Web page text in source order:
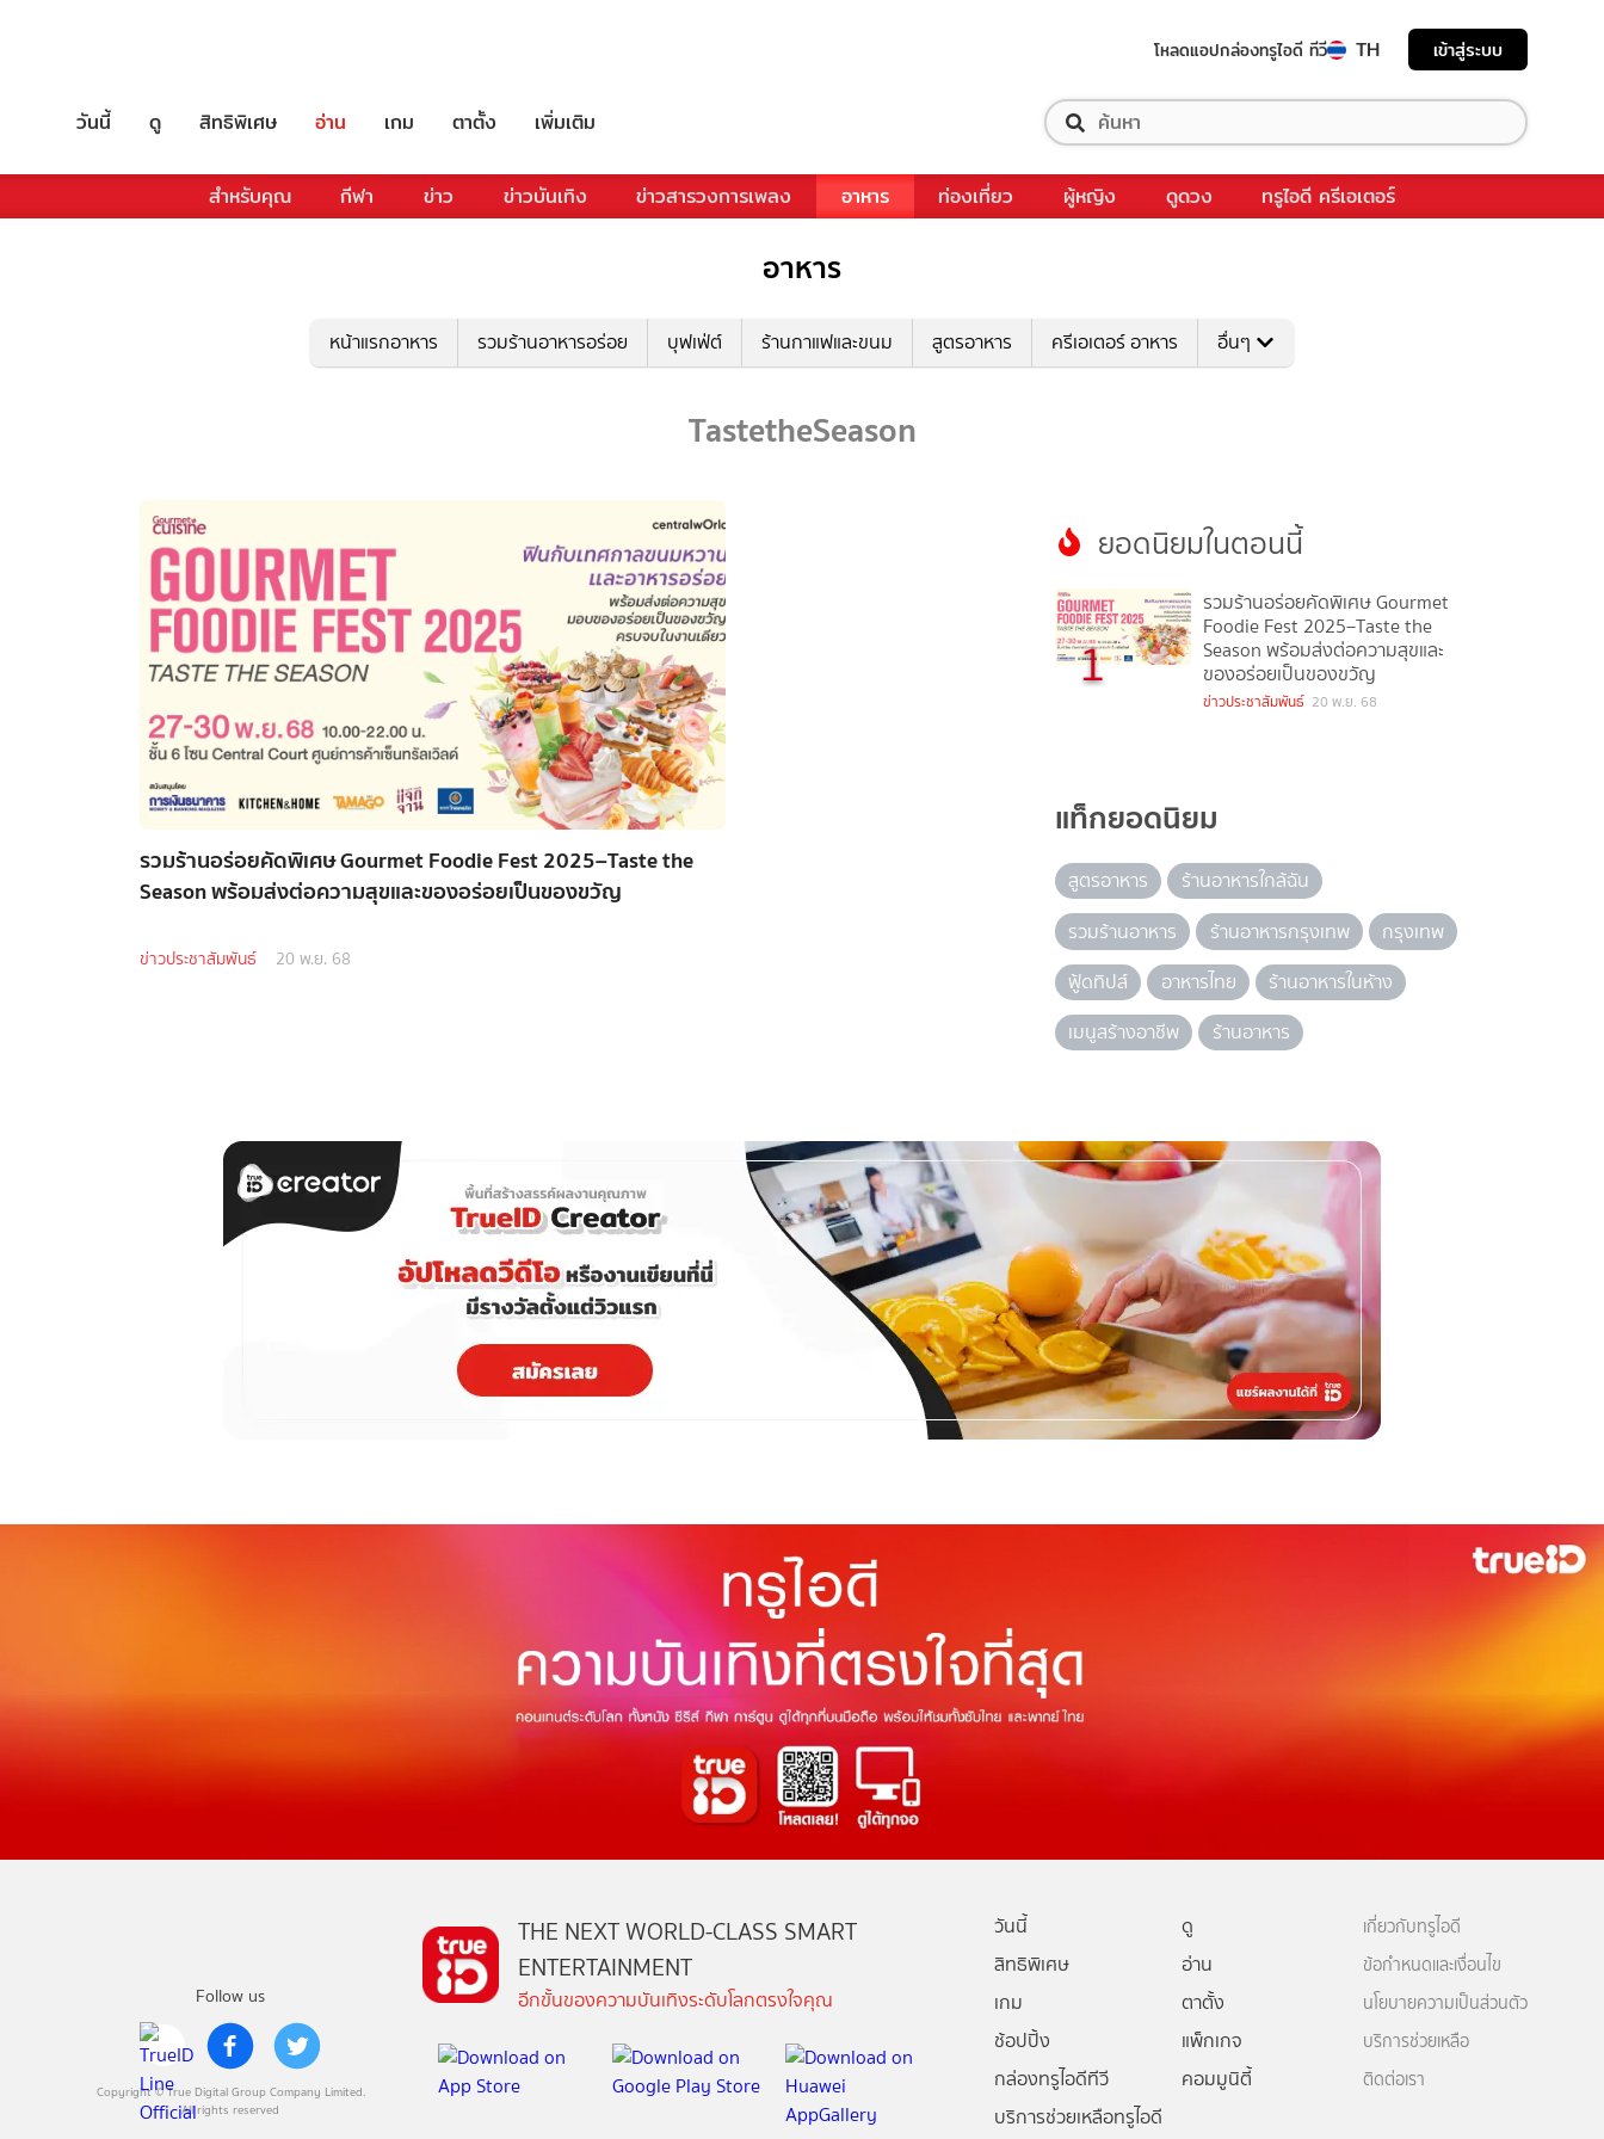
โหลดแอปกล่องทรูไอดี ทีวี TH เข้าสู่ระบบ
วันนี้ ดู สิทธิพิเศษ อ่าน เกม ตาตั้ง เพิ่มเติม
สำหรับคุณ กีฬา ข่าว ข่าวบันเทิง ข่าวสารวงการเพลง อาหาร ท่องเที่ยว ผู้หญิง ดูดวง ทรูไอดี ครีเอเตอร์
อาหาร
หน้าแรกอาหาร รวมร้านอาหารอร่อย บุฟเฟ่ต์ ร้านกาแฟและขนม สูตรอาหาร ครีเอเตอร์ อาหาร อื่นๆ
TastetheSeason
รวมร้านอร่อยคัดพิเศษ Gourmet Foodie Fest 2025–Taste the
Season พร้อมส่งต่อความสุขและของอร่อยเป็นของขวัญ
ข่าวประชาสัมพันธ์ 20 พ.ย. 68
ยอดนิยมในตอนนี้
1
รวมร้านอร่อยคัดพิเศษ Gourmet
Foodie Fest 2025–Taste the
Season พร้อมส่งต่อความสุขและ
ของอร่อยเป็นของขวัญ
ข่าวประชาสัมพันธ์ 20 พ.ย. 68
แท็กยอดนิยม
สูตรอาหาร
ร้านอาหารใกล้ฉัน
รวมร้านอาหาร
ร้านอาหารกรุงเทพ
กรุงเทพ
ฟู้ดทิปส์
อาหารไทย
ร้านอาหารในห้าง
เมนูสร้างอาชีพ
ร้านอาหาร
Follow us
Copyright © True Digital Group Company Limited.
All rights reserved
THE NEXT WORLD-CLASS SMART
ENTERTAINMENT
อีกขั้นของความบันเทิงระดับโลกตรงใจคุณ
วันนี้
ดู
สิทธิพิเศษ
อ่าน
เกม
ตาตั้ง
ช้อปปิ้ง
แพ็กเกจ
กล่องทรูไอดีทีวี
คอมมูนิตี้
บริการช่วยเหลือทรูไอดี
เกี่ยวกับทรูไอดี
ข้อกำหนดและเงื่อนไข
นโยบายความเป็นส่วนตัว
บริการช่วยเหลือ
ติดต่อเรา